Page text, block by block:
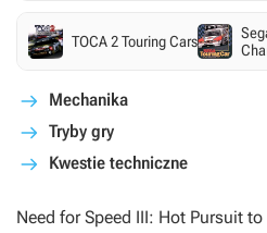
TOCA 2 Touring Cars
Mechanika
Tryby gry
Kwestie techniczne
Need for Speed III: Hot Pursuit to